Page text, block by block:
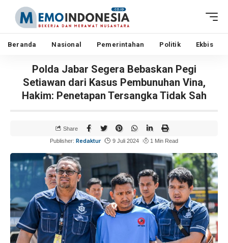
Beranda Nasional Pemerintahan Politik Ekbis
Polda Jabar Segera Bebaskan Pegi
Setiawan dari Kasus Pembunuhan Vina,
Hakim: Penetapan Tersangka Tidak Sah
Publisher: Redaktur 9 Juli 2024 1 Min Read
Share